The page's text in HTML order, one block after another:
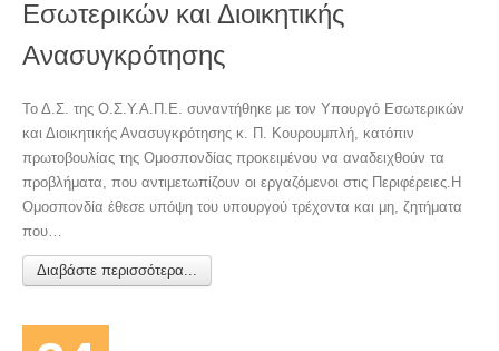
Εσωτερικών και Διοικητικής
Ανασυγκρότησης
Το Δ.Σ. της Ο.Σ.Υ.Α.Π.Ε. συναντήθηκε με τον Υπουργό Εσωτερικών
και Διοικητικής Ανασυγκρότησης κ. Π. Κουρουμπλή, κατόπιν
πρωτοβουλίας της Ομοσπονδίας προκειμένου να αναδειχθούν τα
προβλήματα, που αντιμετωπίζουν οι εργαζόμενοι στις Περιφέρειες.Η
Ομοσπονδία έθεσε υπόψη του υπουργού τρέχοντα και μη, ζητήματα
που…
Διαβάστε περισσότερα...